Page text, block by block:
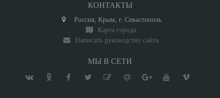
КОНТАКТЫ
Россия, Крым, г. Севастополь
Карта города
Написать руководству сайта
МЫ В СЕТИ